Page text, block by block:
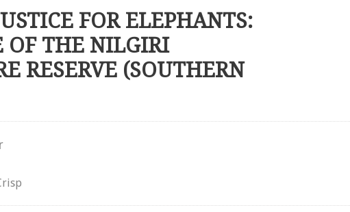
FOR ELEPHANTS:
OF THE NILGIRI
RESERVE (SOUTHERN